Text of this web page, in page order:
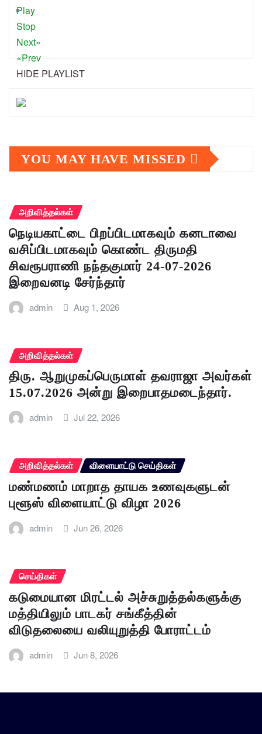
Play
Stop
Next»
«Prev
HIDE PLAYLIST
YOU MAY HAVE MISSED
அறிவித்தல்கள்
நெடியகாட்டை பிறப்பிடமாகவும் கனடாவை
வசிப்பிடமாகவும் கொண்ட திருமதி
சிவரூபராணி நந்தகுமார் 24-07-2026
இறைவனடி சேர்ந்தார்
admin Aug 1, 2026
அறிவித்தல்கள்
திரு. ஆறுமுகப்பெருமாள் தவராஜா அவர்கள்
15.07.2026 அன்று இறைபாதமடைந்தார்.
admin Jul 22, 2026
அறிவித்தல்கள் விளையாட்டு செய்திகள்
மண்மணம் மாறாத தாயக உணவுகளுடன்
புளூஸ் விளையாட்டு விழா 2026
admin Jun 26, 2026
செய்திகள்
கடுமையான மிரட்டல் அச்சுறுத்தல்களுக்கு
மத்தியிலும் பாடகர் சங்கீத்தின்
விடுதலையை வலியுறுத்தி போராட்டம்
admin Jun 8, 2026